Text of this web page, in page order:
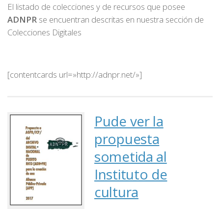
El listado de colecciones y de recursos que posee
ADNPR se encuentran descritas en nuestra sección de
Colecciones Digitales
[contentcards url=»http://adnpr.net/»]
Pude ver la
propuesta
sometida al
Instituto de
cultura